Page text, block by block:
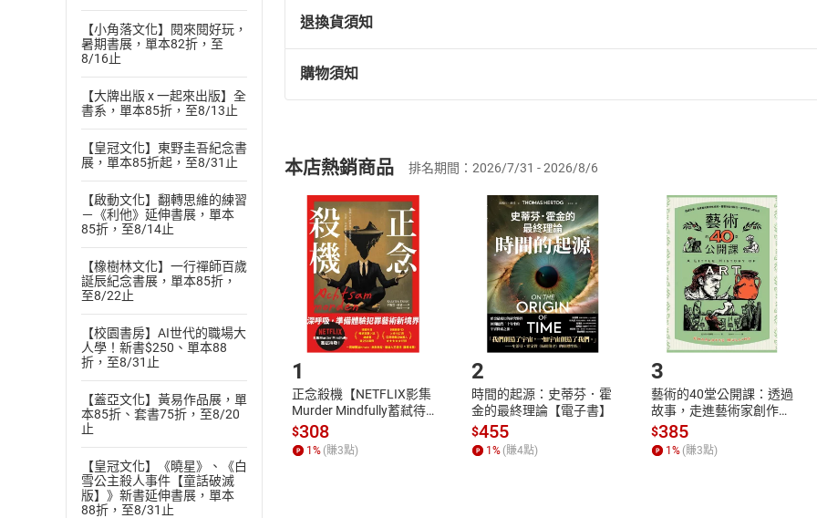
【小角落文化】閱來閱好玩，
暑期書展，單本82折，至
8/16止
【大牌出版 x 一起來出版】全
書系，單本85折，至8/13止
【皇冠文化】東野圭吾紀念書
展，單本85折起，至8/31止
【啟動文化】翻轉思維的練習
－《利他》延伸書展，單本
85折，至8/14止
【橡樹林文化】一行禪師百歲
誕辰紀念書展，單本85折，
至8/22止
【校園書房】AI世代的職場大
人學！新書$250、單本88
折，至8/31止
【蓋亞文化】黃易作品展，單
本85折、套書75折，至8/20
止
【皇冠文化】《曉星》、《白
雪公主殺人事件【童話破滅
版】》新書延伸書展，單本
88折，至8/31止
退換貨須知
退換貨規定：
(一)依消費者保護法第19條第1項後段暨通訊交易解除權合理例外情事適用
(二)消費者訂購本店鋪之商品即代表知悉本店鋪所銷售之商品為電子書，
且已下載/存取電子書，不得請求退貨退款。
退貨方式：您欲取消訂單或辦理退貨時，請登入樂天市場，並於「我的訂單
貨」，本店鋪將依您的申請進行審核，待審核通過後將為您辦理退款事宜。
請注意，樂天市場須以整筆訂單為單位進行取消/退貨，恕無法以單支商品取
購物須知
挑選商品
Choose
放入購物車
Shopping cart
登入帳號
Login
購書後，如何開始使用？
Step1.選擇閱讀載具 Step2.登入
本店熱銷商品 排名期間：2026/7/31 - 2026/8/6
1
正念殺機【NETFLIX影集
Murder Mindfully蓄弒待
發】【電子書】
$308
1 % (賺3點)
2
時間的起源：史蒂芬．霍
金的最終理論【電子書】
$455
1 % (賺4點)
3
藝術的40堂公開課：透過
故事，走進藝術家創作現
場，看藝術如何誕生、如
何形塑人類生活【電子
書】
$385
1 % (賺3點)